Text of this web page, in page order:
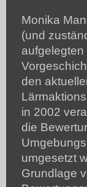
Monika
(und
den
in 2002
die
umgesetzt
Grundlage